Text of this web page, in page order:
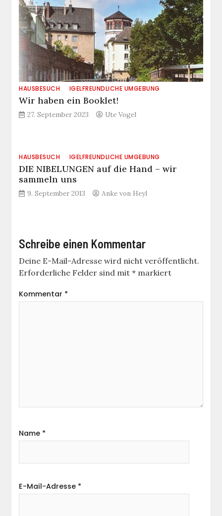
HAUSBESUCH IGELFREUNDLICHE UMGEBUNG
Wir haben ein Booklet!
27. September 2023 Ute Vogel
HAUSBESUCH IGELFREUNDLICHE UMGEBUNG
DIE NIBELUNGEN auf die Hand – wir
sammeln uns
9. September 2013 Anke von Heyl
Schreibe einen Kommentar
Deine E-Mail-Adresse wird nicht veröffentlicht.
Erforderliche Felder sind mit* markiert
Kommentar *
Name *
E-Mail-Adresse *